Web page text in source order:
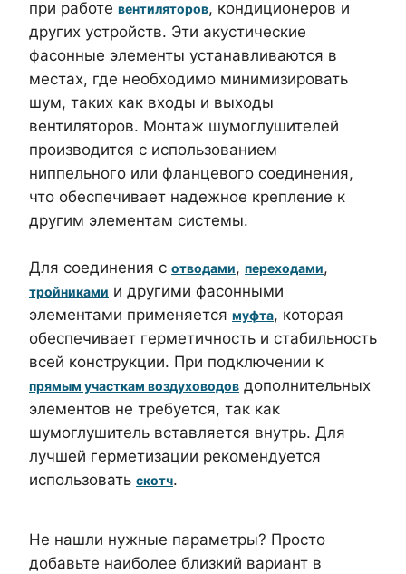
при работе вентиляторов, кондиционеров и
других устройств. Эти акустические
фасонные элементы устанавливаются в
местах, где необходимо минимизировать
шум, таких как входы и выходы
вентиляторов. Монтаж шумоглушителей
производится с использованием
ниппельного или фланцевого соединения,
что обеспечивает надежное крепление к
другим элементам системы.
Для соединения с отводами, переходами,
тройниками и другими фасонными
элементами применяется муфта, которая
обеспечивает герметичность и стабильность
всей конструкции. При подключении к
прямым участкам воздуховодов дополнительных
элементов не требуется, так как
шумоглушитель вставляется внутрь. Для
лучшей герметизации рекомендуется
использовать скотч.
Не нашли нужные параметры? Просто
добавьте наиболее близкий вариант в